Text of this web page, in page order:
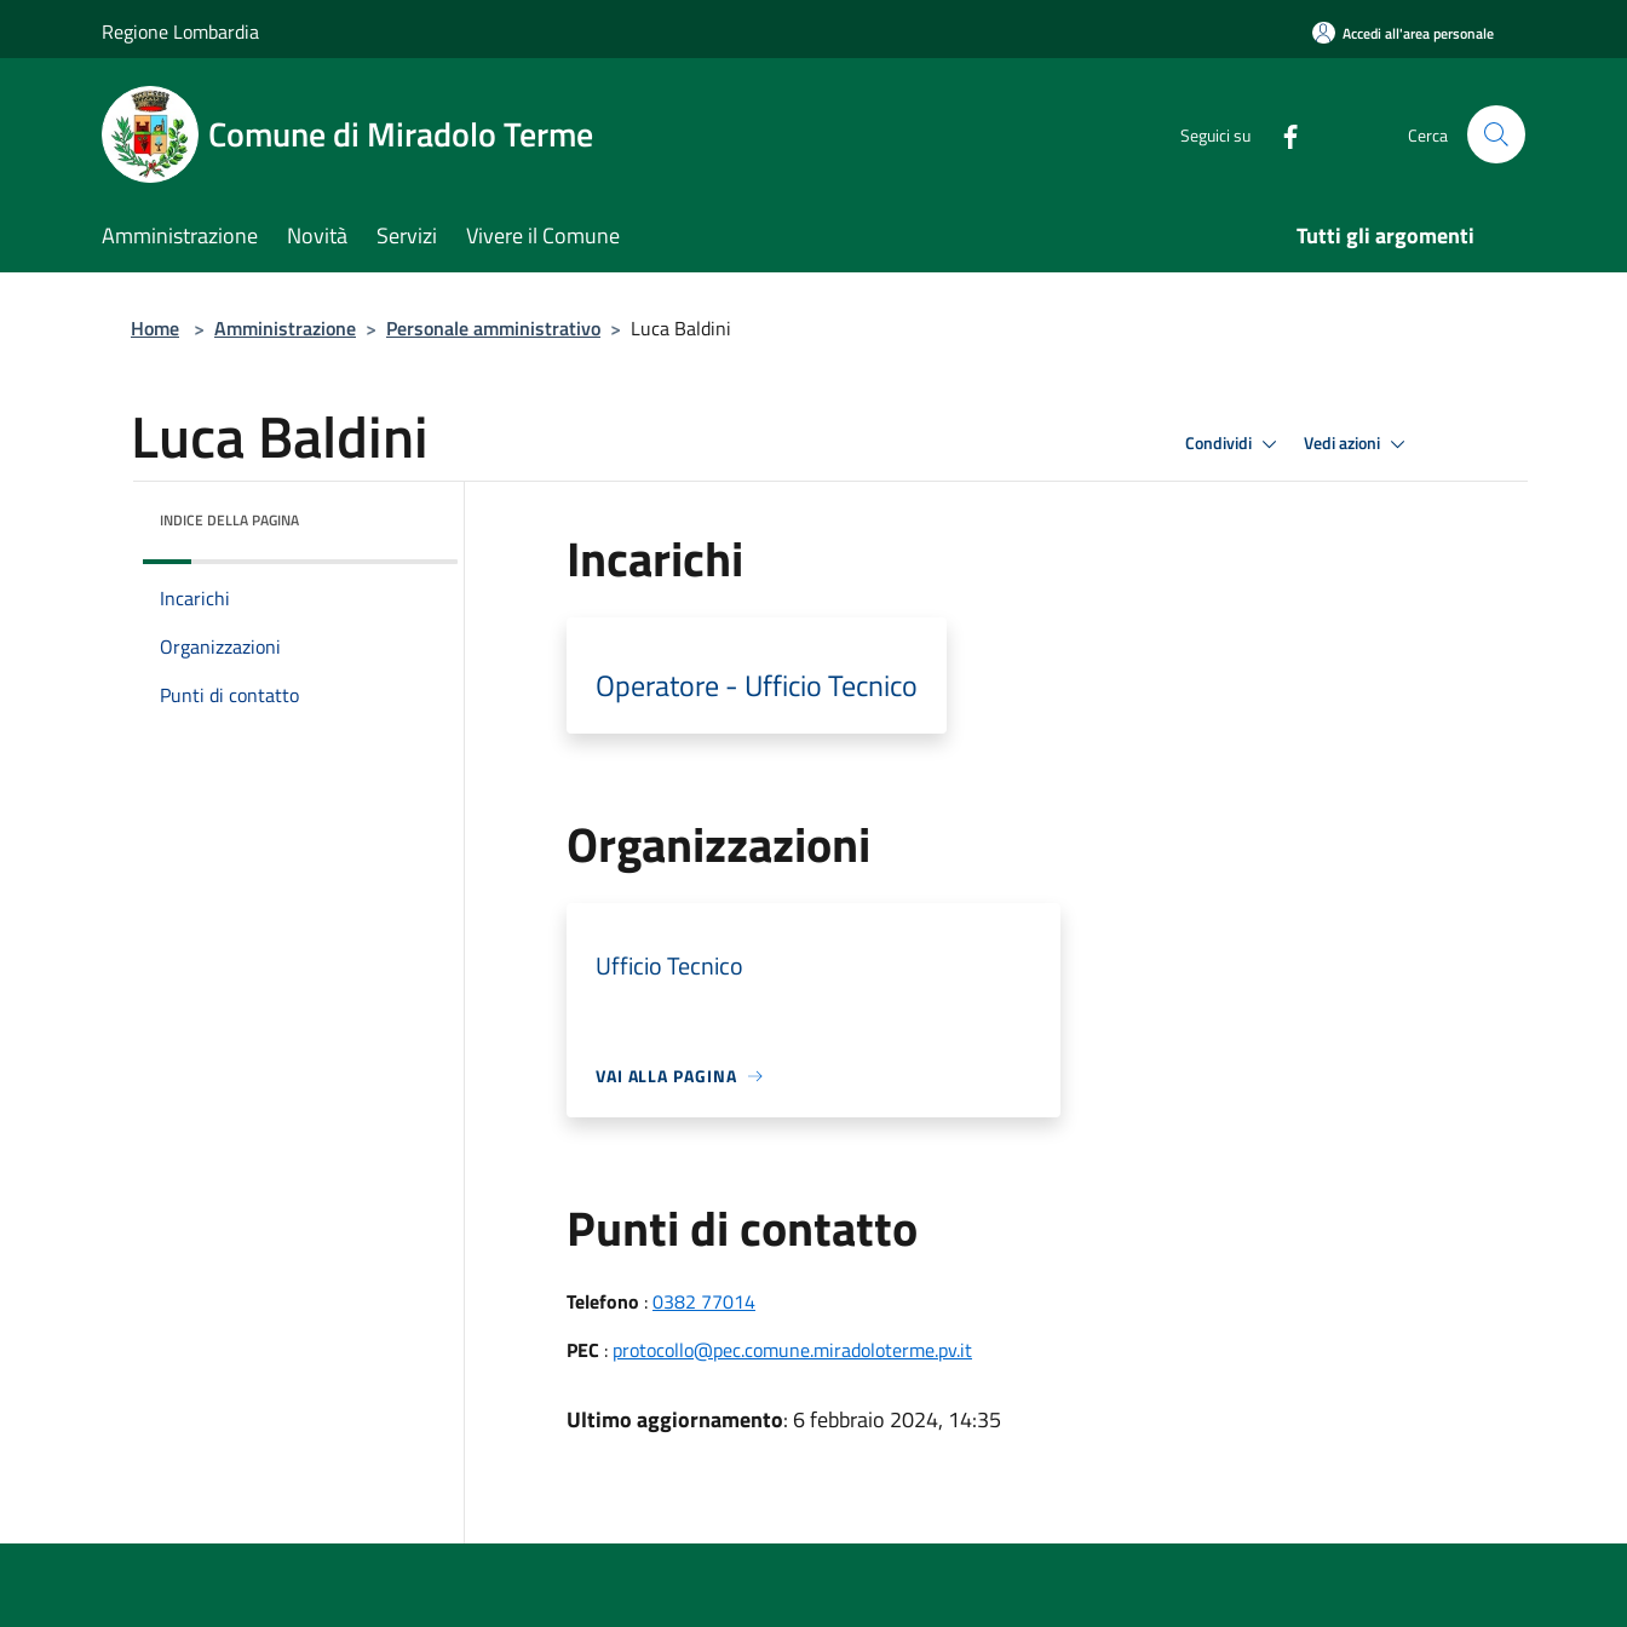
Regione Lombardia Accedi all'area personale
Comune di Miradolo Terme Seguici su Cerca
Amministrazione Novità Servizi Vivere il Comune Tutti gli argomenti
Home > Amministrazione > Personale amministrativo > Luca Baldini
Luca Baldini Condividi Vedi azioni
INDICE DELLA PAGINA
Incarichi
Organizzazioni
Punti di contatto
Incarichi
Operatore - Ufficio Tecnico
Organizzazioni
Ufficio Tecnico
VAI ALLA PAGINA
Punti di contatto
Telefono :0382 77014
PEC : protocollo@pec.comune.miradoloterme.pv.it
Ultimo aggiornamento: 6 febbraio 2024, 14:35